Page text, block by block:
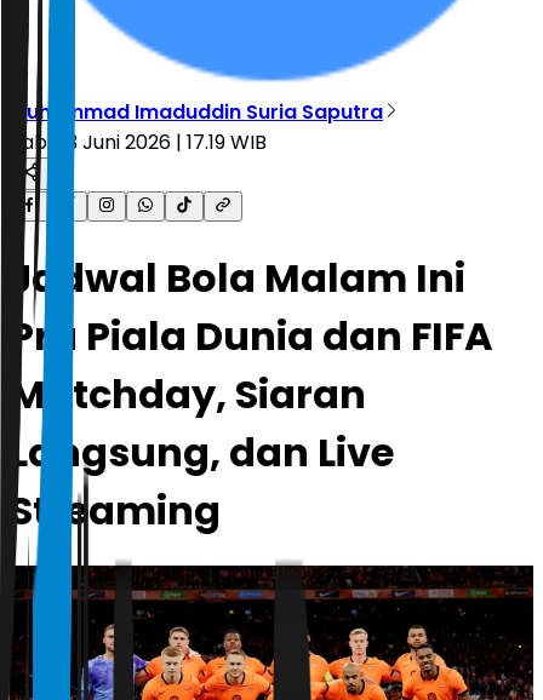
Muhammad Imaduddin Suria Saputra
Rabu, 3 Juni 2026 | 17.19 WIB
Jadwal Bola Malam Ini
Pra Piala Dunia dan FIFA
Matchday, Siaran
Langsung, dan Live
Streaming